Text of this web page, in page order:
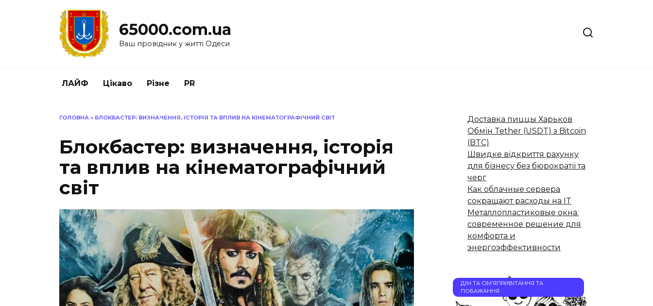
65000.com.ua
Ваш провідник у житті Одеси
ЛАЙФ Цікаво Різне PR
ГОЛОВНА » БЛОКБАСТЕР: ВИЗНАЧЕННЯ, ІСТОРІЯ ТА ВПЛИВ НА КІНЕМАТОГРАФІЧНИЙ СВІТ
Блокбастер: визначення, історія
та вплив на кінематографічний
світ
Доставка пиццы Харьков
Обмін Tether (USDT) з Bitcoin
(BTC)
Швидке відкриття рахунку
для бізнесу без бюрократії та
черг
Как облачные сервера
сокращают расходы на IT
Металлопластиковые окна:
современное решение для
комфорта и
энергоэффективности
ДІМ ТА СІМ’ЯПРИВІТАННЯ ТА
ПОБАЖАННЯ